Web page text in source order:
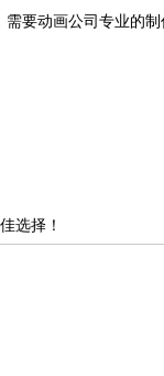
要动画公司专业的
选择！